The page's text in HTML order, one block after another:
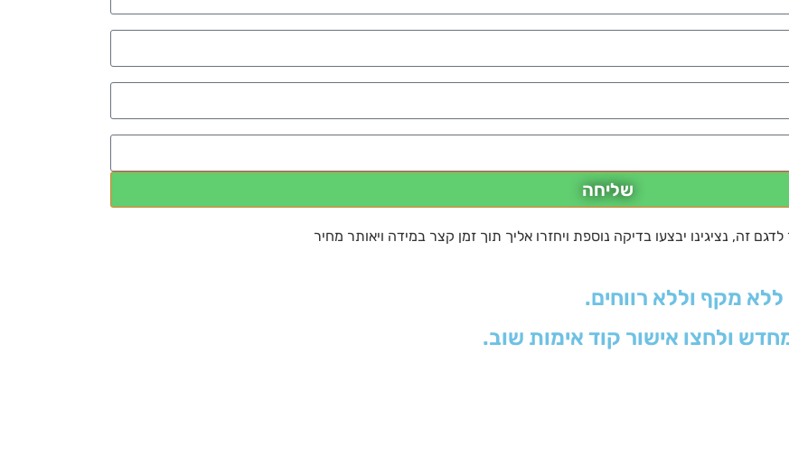
שליחה
זה, נציגינו יבצעו בדיקה נוספת ויחזרו אליך תוך זמן קצר במידה ויאותר מחיר
ללא מקף וללא רווחים.
ולחצו אישור קוד אימות שוב.